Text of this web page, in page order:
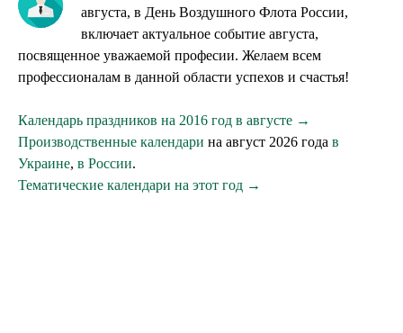
августа, в День Воздушного Флота России,
включает актуальное событие августа,
посвященное уважаемой професии. Желаем всем
профессионалам в данной области успехов и счастья!
Календарь праздников на 2016 год в августе →
Производственные календари на август 2026 года в
Украине, в России.
Тематические календари на этот год →